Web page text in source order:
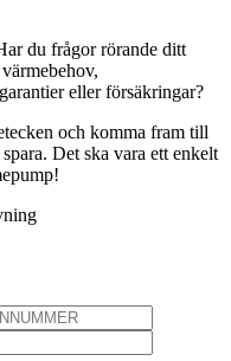
du frågor rörande ditt
eller försäkringar?
och komma fram till
Det ska vara ett enkelt